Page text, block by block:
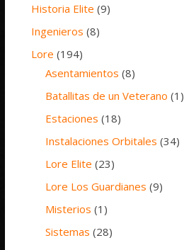
Historia Elite (9)
Ingenieros (8)
Lore (194)
Asentamientos (8)
Batallitas de un Veterano (1)
Estaciones (18)
Instalaciones Orbitales (34)
Lore Elite (23)
Lore Los Guardianes (9)
Misterios (1)
Sistemas (28)